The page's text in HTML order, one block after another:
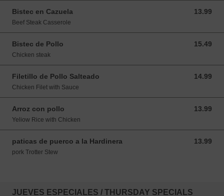
Bistec en Cazuela 13.99
13.99 USD
Beef Steak Casserole
Bistec de Pollo 15.49
15.49 USD
Chicken steak
Filetillo de Pollo Salteado 14.99
14.99 USD
Chicken Filet with Sauce
Arroz con pollo 13.99
13.99 USD
Yeliow Rice with Chicken
paticas de puerco a la Hardinera 13.99
13.99 USD
pork Trotter Stew
JUEVES ESPECIALES / THURSDAY SPECIALS